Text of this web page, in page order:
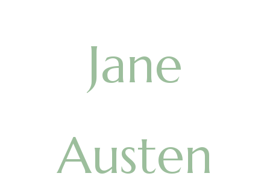
Jane
Austen